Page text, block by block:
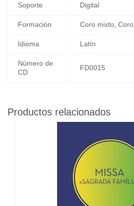
Soporte Digital
Formación Coro mixto, Coro
Idioma Latín
Número de
CD
FD0015
Productos relacionados